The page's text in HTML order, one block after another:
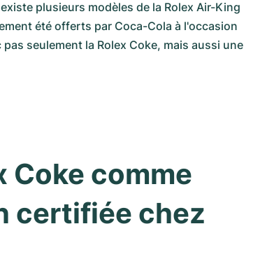
plusieurs modèles de la Rolex Air-King
été offerts par Coca-Cola à l'occasion
seulement la Rolex Coke, mais aussi une
Coke comme
certifiée chez